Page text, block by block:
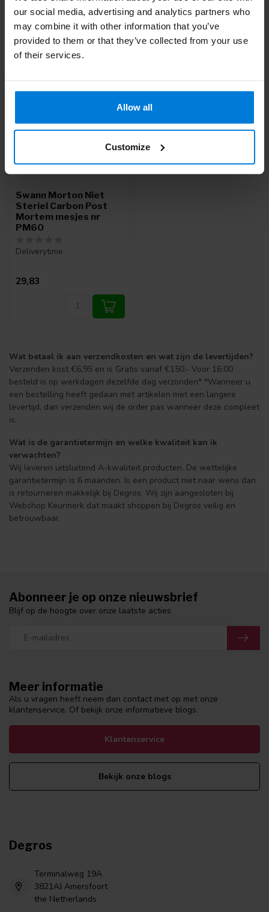
our social media, advertising and analytics partners who
may combine it with other information that you’ve
provided to them or that they’ve collected from your use
of their services.
Allow all
Customize
Recent bekeken
Swann Morton Niet
Steriel Carbon Post
Mortem mesjes nr
PM60
Deliverytime
29,83
Wat betaal ik aan verzendkosten en wat zijn de levertijden?
Verzenden kost €6,95 en is Gratis vanaf €150,- Voor 16:00
besteld is op werkdagen dezelfde dag verzonden* *Wanneer u
een bestelling heeft gedaan met artikelen met een langere
levertijd, dan verzenden wij de order pas wanneer deze compleet
is.
Wat is de garantietermijn en welke kwaliteit kan ik
verwachten?
Wij leveren uitsluitend A-kwaliteit producten. De wettelijke
garantietermijn is 6 maanden. Is een product niet naar wens dan
is retourneren makkelijk bij Degros. Wij zijn aangesloten bij
Webshop Keurmerk dat maakt shoppen bij Degros veilig en
betrouwbaar.
Meer informatie
Als u vragen heeft neem dan contact met op met onze
klantenservice. Of bekijk onze informatieve blogs.
Klantenservice
Bekijk onze blogs
Abonneer je op onze nieuwsbrief
Blijf op de hoogte over onze laatste acties
Degros
Terminalweg 19A
3821AJ Amersfoort
the Netherlands